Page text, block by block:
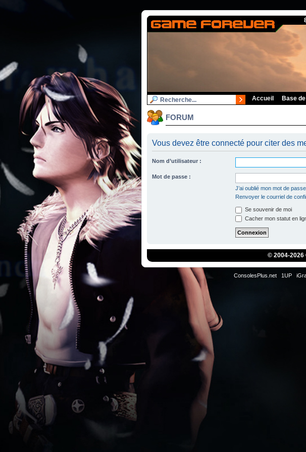
Accueil Base
FORUM
Vous devez être connecté pour citer des
Nom d’utilisateur :
Mot de passe :
J’ai oublié mon mot de passe
Renvoyer le courriel de
Se souvenir de moi
Cacher mon statut en
© 2004-2026
ConsolesPlus.net 1UP